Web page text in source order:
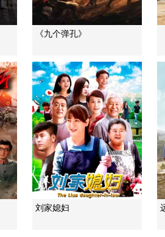
《九个弹孔》
刘家媳妇